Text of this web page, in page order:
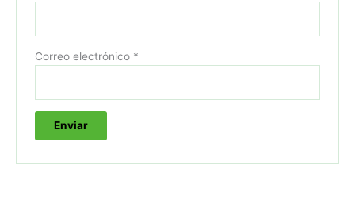
Correo electrónico *